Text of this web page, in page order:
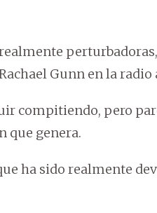
Gunn en la
compitiendo, pero
que genera.
ha sido realmente